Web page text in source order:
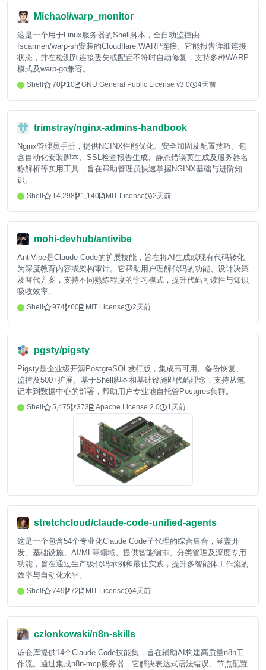
Michaol/warp_monitor
这是一个用于Linux服务器的Shell脚本，全自动监控由
fscarmen/warp-sh安装的Cloudflare WARP连接。它能报告详细连接
状态，并在检测到连接丢失或配置不符时自动修复，支持多种WARP
模式及warp-go兼容。
Shell 70 10 GNU General Public License v3.0 4天前
trimstray/nginx-admins-handbook
Nginx管理员手册，提供NGINX性能优化、安全加固及配置技巧。包
含自动化安装脚本、SSL检查报告生成、静态错误页生成及服务器名
称解析等实用工具，旨在帮助管理员快速掌握NGINX基础与进阶知
识。
Shell 14,298 1,140 MIT License 2天前
mohi-devhub/antivibe
AntiVibe是Claude Code的扩展技能，旨在将AI生成或现有代码转化
为深度教育内容或架构审计。它帮助用户理解代码的功能、设计决策
及替代方案，支持不同熟练程度的学习模式，提升代码可读性与知识
吸收效率。
Shell 974 60 MIT License 2天前
pgsty/pigsty
Pigsty是企业级开源PostgreSQL发行版，集成高可用、备份恢复、
监控及500+扩展。基于Shell脚本和基础设施即代码理念，支持从笔
记本到数据中心的部署，帮助用户专业地自托管Postgres集群。
Shell 5,475 373 Apache License 2.0 1天前
stretchcloud/claude-code-unified-agents
这是一个包含54个专业化Claude Code子代理的综合集合，涵盖开
发、基础设施、AI/ML等领域。提供智能编排、分类管理及深度专用
功能，旨在通过生产级代码示例和最佳实践，提升多智能体工作流的
效率与自动化水平。
Shell 749 72 MIT License 4天前
czlonkowski/n8n-skills
该仓库提供14个Claude Code技能集，旨在辅助AI构建高质量n8n工
作流。通过集成n8n-mcp服务器，它解决表达式语法错误、节点配置